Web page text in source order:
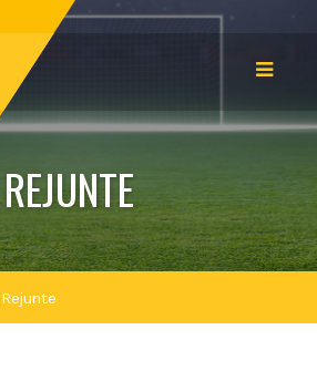
REJUNTE
Rejunte